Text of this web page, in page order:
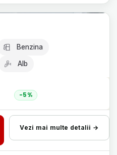
Benzina
Alb
-5%
Vezi mai multe detalii →